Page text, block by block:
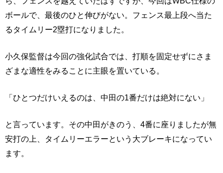
ボールで、最後のひと伸びがない。フェンス最上段へ当た
るタイムリー2塁打になりました。
小久保監督は今回の強化試合では、打順を固定せずにさま
ざまな適性をみることに主眼を置いている。
「ひとつだけいえるのは、中田の1番だけは絶対にない」
と言っています。その中田がきのう、4番に座りましたが無
安打の上、タイムリーエラーという大ブレーキになってい
ます。